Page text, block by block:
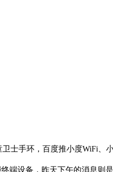
士手环，百度推小度WiFi、
端设备，昨天下午的消息则